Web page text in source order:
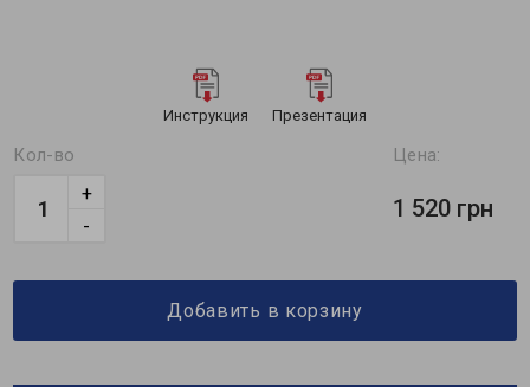
Инструкция Презентация
Кол-во
-
+
Цена:
1 520 грн
Добавить в корзину